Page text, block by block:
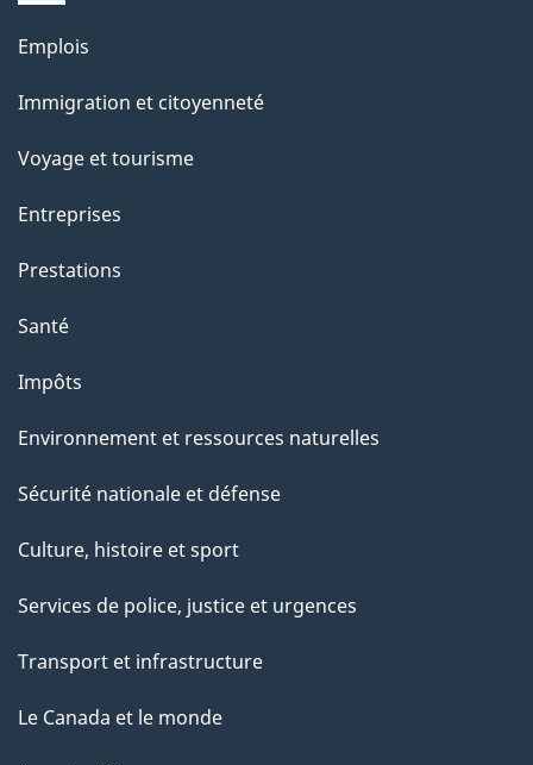
l
a
a
g
"
Thèmes
sujets
Emplois
Immigration et citoyenneté
Voyage et tourisme
Entreprises
Prestations
Santé
Impôts
Environnement et ressources naturelles
Sécurité nationale et défense
Culture, histoire et sport
Services de police, justice et urgences
Transport et infrastructure
Le Canada et le monde